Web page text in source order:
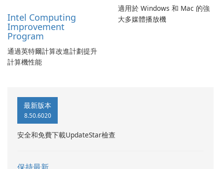
Intel Computing
Improvement
Program
通過英特爾計算改進計劃提升
計算機性能
適用於 Windows 和 Mac 的強
大多媒體播放機
最新版本
8.50.6020
安全和免費下載UpdateStar檢查